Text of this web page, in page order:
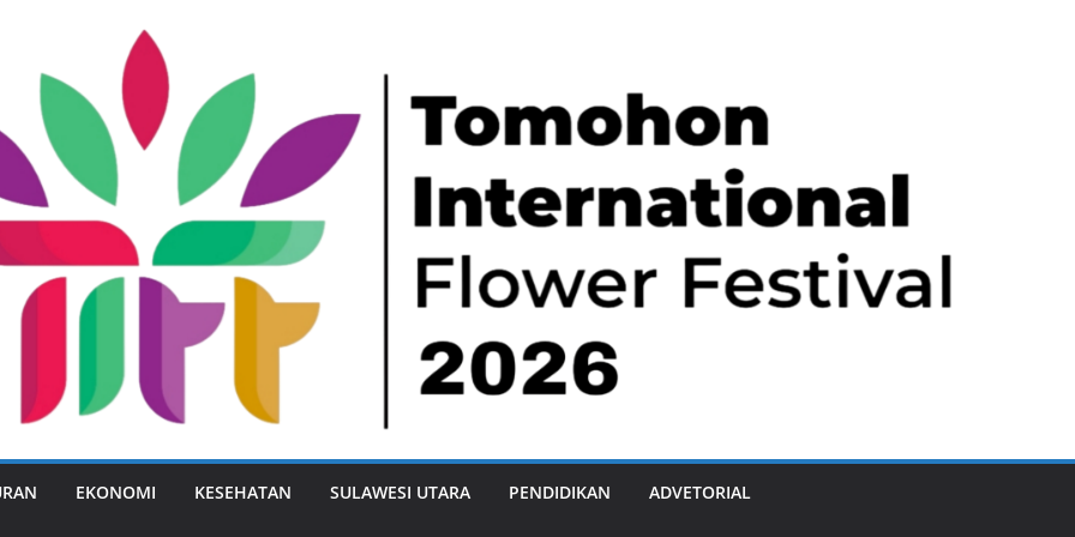
EKONOMI KESEHATAN SULAWESI UTARA PENDIDIKAN ADVETORIAL